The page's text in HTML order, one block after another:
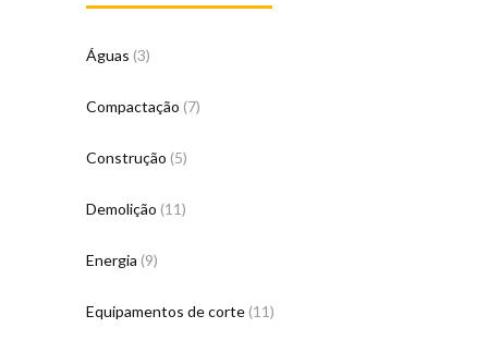
Águas (3)
Compactação (7)
Construção (5)
Demolição (11)
Energia (9)
Equipamentos de corte (11)